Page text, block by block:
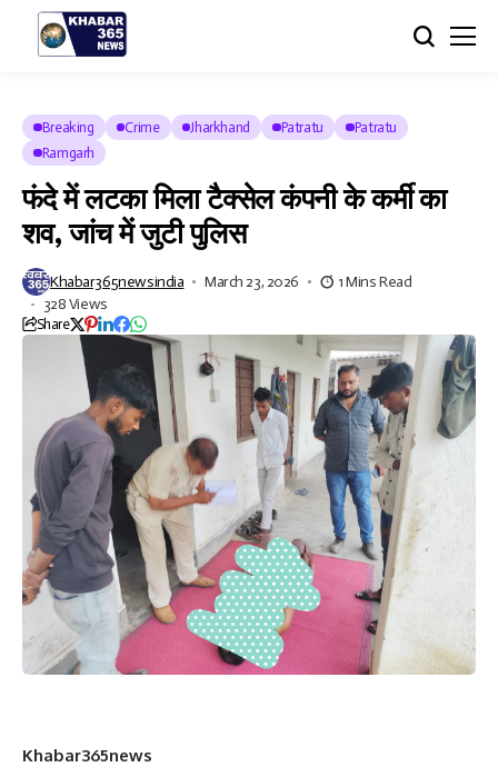
Breaking Crime Jharkhand Patratu
Patratu
Ramgarh
फंदे में लटका मिला टैक्सेल कंपनी के कर्मी का
शव, जांच में जुटी पुलिस
Khabar365newsindia March 23, 2026
1 Mins Read
328 Views
Share
Khabar365news